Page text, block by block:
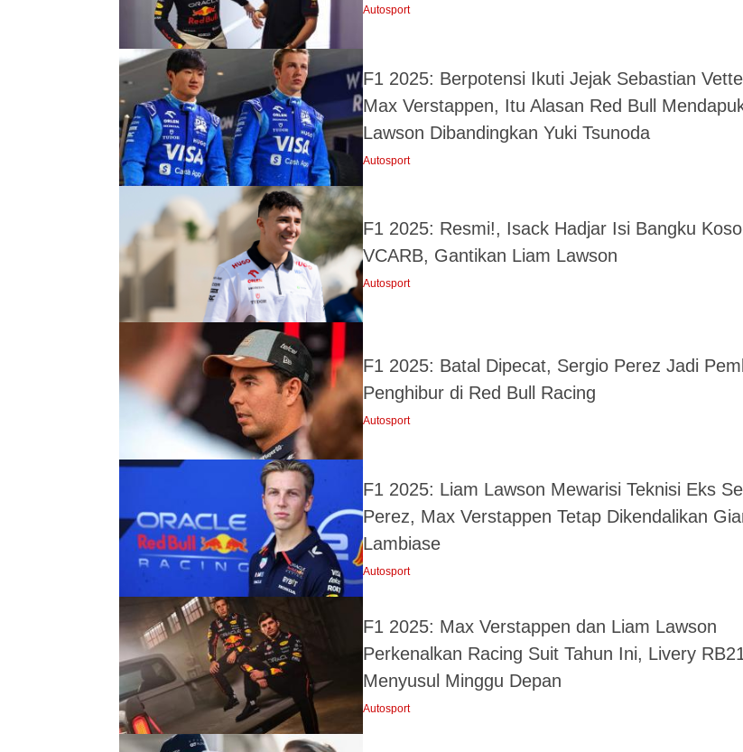
Autosport
F1 2025: Berpotensi Ikuti Jejak Sebastian
Max Verstappen, Itu Alasan Red Bull
Lawson Dibandingkan Yuki Tsunoda
Autosport
F1 2025: Resmi!, Isack Hadjar Isi Bangku
VCARB, Gantikan Liam Lawson
Autosport
F1 2025: Batal Dipecat, Sergio Perez Jadi
Penghibur di Red Bull Racing
Autosport
F1 2025: Liam Lawson Mewarisi Teknisi Eks
Perez, Max Verstappen Tetap Dikendalikan
Lambiase
Autosport
F1 2025: Max Verstappen dan Liam Lawson
Perkenalkan Racing Suit Tahun Ini, Livery
Menyusul Minggu Depan
Autosport